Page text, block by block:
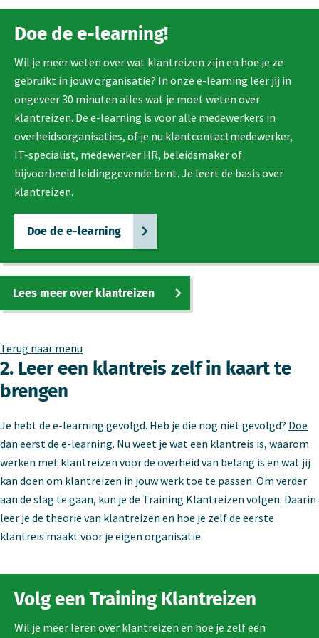
Doe de e-learning!
Wil je meer weten over wat klantreizen zijn en hoe je ze
gebruikt in jouw organisatie? In onze e-learning leer jij in
ongeveer 30 minuten alles wat je moet weten over
klantreizen. De e-learning is voor alle medewerkers in
overheidsorganisaties, of je nu klantcontactmedewerker,
IT-specialist, medewerker HR, beleidsmaker of
bijvoorbeeld leidinggevende bent. Je leert de basis over
klantreizen.
Doe de e-learning
Lees meer over klantreizen
Terug naar menu
2. Leer een klantreis zelf in kaart te
brengen
Je hebt de e-learning gevolgd. Heb je die nog niet gevolgd? Doe
dan eerst de e-learning. Nu weet je wat een klantreis is, waarom
werken met klantreizen voor de overheid van belang is en wat jij
kan doen om klantreizen in jouw werk toe te passen. Om verder
aan de slag te gaan, kun je de Training Klantreizen volgen. Daarin
leer je de theorie van klantreizen en hoe je zelf de eerste
klantreis maakt voor je eigen organisatie.
Volg een Training Klantreizen
Wil je meer leren over klantreizen en hoe je zelf een